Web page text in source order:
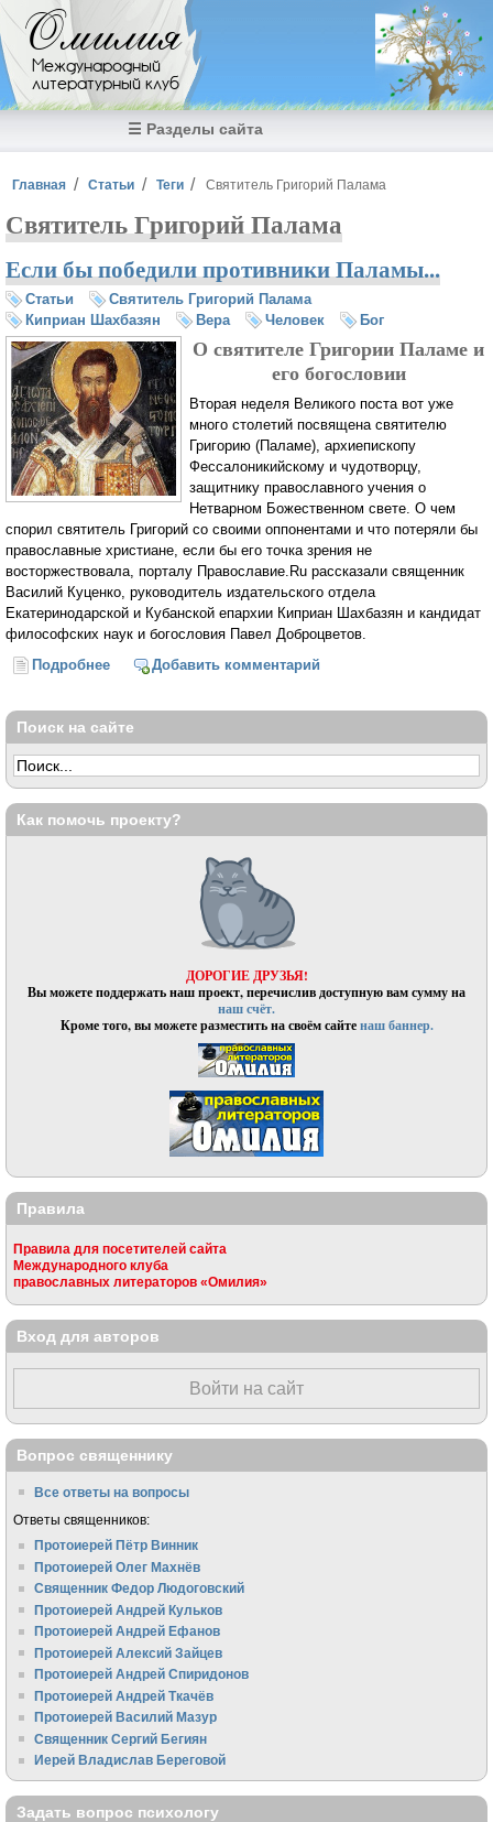
Перейти к основному содержанию
Омилия
Международный
литературный клуб
☰ Разделы сайта
Вы здесь
Главная Статьи Теги Святитель Григорий Палама
Святитель Григорий Палама
Если бы победили противники Паламы...
Статьи
Святитель Григорий Палама
Киприан Шахбазян
Вера Человек Бог
О святителе Григории Паламе и
его богословии
Вторая неделя Великого поста вот уже
много столетий посвящена святителю
Григорию (Паламе), архиепископу
Фессалоникийскому и чудотворцу,
защитнику православного учения о
Нетварном Божественном свете. О чем
спорил святитель Григорий со своими оппонентами и что потеряли бы
православные христиане, если бы его точка зрения не
восторжествовала, порталу Православие.Ru рассказали священник
Василий Куценко, руководитель издательского отдела
Екатеринодарской и Кубанской епархии Киприан Шахбазян и кандидат
философских наук и богословия Павел Доброцветов.
Подробнее о Если бы победили противники Паламы...
Добавить комментарий
Поиск на сайте
Как помочь проекту?
ДОРОГИЕ ДРУЗЬЯ!
Вы можете поддержать наш проект, перечислив доступную вам сумму на
наш счёт.
Кроме того, вы можете разместить на своём сайтенаш баннер.
Правила
Правила для посетителей сайта
Международного клуба
православных литераторов «Омилия»
Вход для авторов
Войти на сайт
Вопрос священнику
Все ответы на вопросы
Ответы священников:
Протоиерей Пётр Винник
Протоиерей Олег Махнёв
Священник Федор Людоговский
Протоиерей Андрей Кульков
Протоиерей Андрей Ефанов
Протоиерей Алексий Зайцев
Протоиерей Андрей Спиридонов
Протоиерей Андрей Ткачёв
Протоиерей Василий Мазур
Священник Сергий Бегиян
Иерей Владислав Береговой
Задать вопрос психологу